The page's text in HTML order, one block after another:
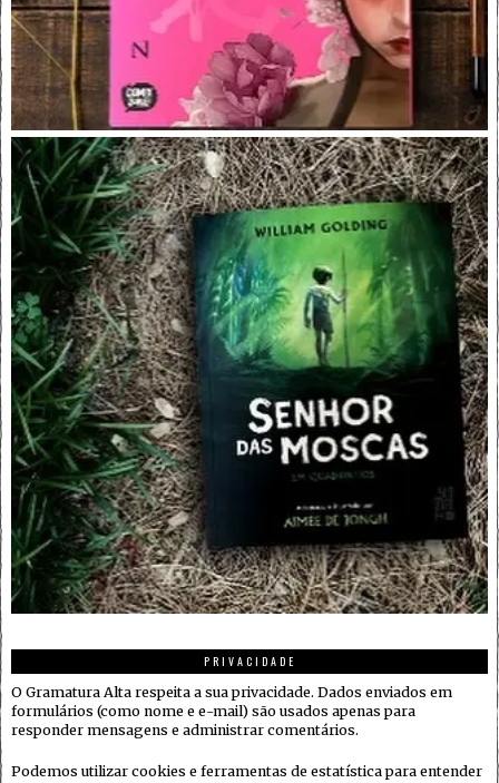
PRIVACIDADE
O Gramatura Alta respeita a sua privacidade. Dados enviados em
formulários (como nome e e-mail) são usados apenas para
responder mensagens e administrar comentários.
Podemos utilizar cookies e ferramentas de estatística para entender